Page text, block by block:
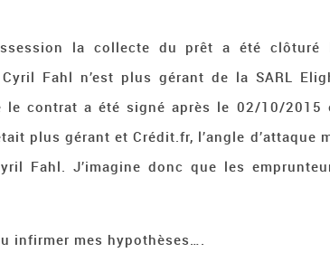
la collecte du prêt a été clôturé
Fahl n’est plus gérant de la SARL
le contrat a été signé après le 02/10/2015
plus gérant et Crédit.fr, l’angle d’attaque
Fahl. J’imagine donc que les
infirmer mes hypothèses….